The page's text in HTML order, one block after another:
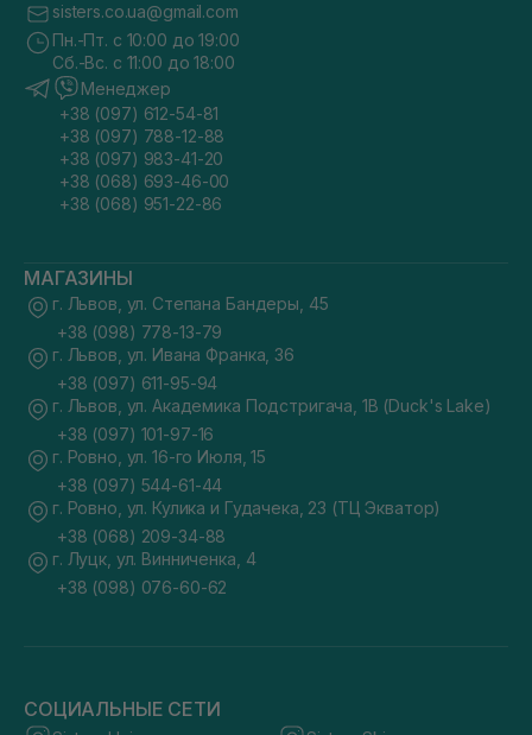
sisters.co.ua@gmail.com
Пн.-Пт. с 10:00 до 19:00
Сб.-Вс. с 11:00 до 18:00
Менеджер
+38 (097) 612-54-81
+38 (097) 788-12-88
+38 (097) 983-41-20
+38 (068) 693-46-00
+38 (068) 951-22-86
МАГАЗИНЫ
г. Львов, ул. Степана Бандеры, 45
+38 (098) 778-13-79
г. Львов, ул. Ивана Франка, 36
+38 (097) 611-95-94
г. Львов, ул. Академика Подстригача, 1В (Duck's Lake)
+38 (097) 101-97-16
г. Ровно, ул. 16-го Июля, 15
+38 (097) 544-61-44
г. Ровно, ул. Кулика и Гудачека, 23 (ТЦ Экватор)
+38 (068) 209-34-88
г. Луцк, ул. Винниченка, 4
+38 (098) 076-60-62
СОЦИАЛЬНЫЕ СЕТИ